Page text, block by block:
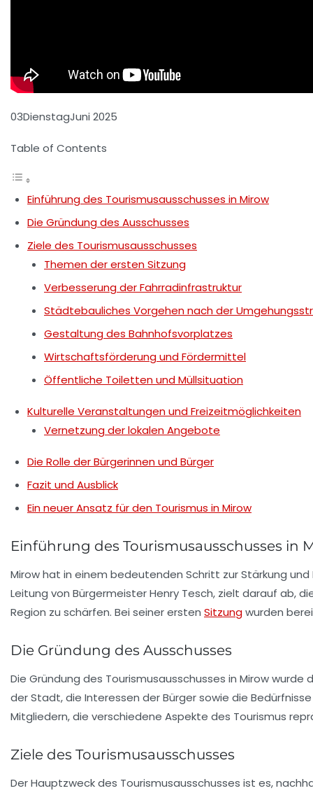
03DienstagJuni 2025
Table of Contents
Einführung des Tourismusausschusses in Mirow
Die Gründung des Ausschusses
Ziele des Tourismusausschusses
Themen der ersten Sitzung
Verbesserung der Fahrradinfrastruktur
Städtebauliches Vorgehen nach der
Gestaltung des Bahnhofsvorplatzes
Wirtschaftsförderung und Fördermittel
Öffentliche Toiletten und Müllsituation
Kulturelle Veranstaltungen und Freizeitmöglichkeiten
Vernetzung der lokalen Angebote
Die Rolle der Bürgerinnen und Bürger
Fazit und Ausblick
Ein neuer Ansatz für den Tourismus in Mirow
Einführung des Tourismusausschusses in
Mirow hat in einem bedeutenden Schritt zur Stärkung
Leitung von Bürgermeister Henry Tesch, zielt darauf ab,
Region zu schärfen. Bei seiner ersten Sitzungwurden
Die Gründung des Ausschusses
Die Gründung des Tourismusausschusses in Mirow
der Stadt, die Interessen der Bürger sowie die
Mitgliedern, die verschiedene Aspekte des Tourismus
Ziele des Tourismusausschusses
Der Hauptzweck des Tourismusausschusses ist es,